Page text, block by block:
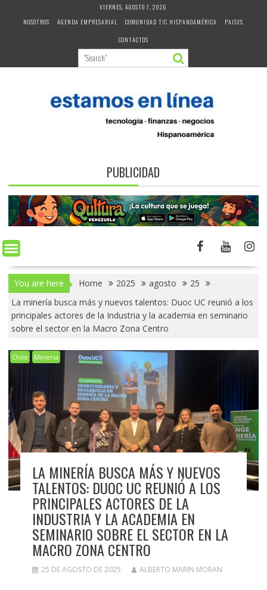
VIERNES, AGOSTO 7, 2026
NOSOTROS
AGENDA EMPRESARIAL COMUNIDAD TIC HISPANOAMÉRICA
PAISES
CONTACTOS
PUBLICIDAD
You are here Home 2025 agosto
25
La minería busca más y nuevos talentos: Duoc UC reunió a los
principales actores de la Industria y la academia en seminario
sobre el sector en la Macro Zona Centro
Chile Mineria
LA MINERÍA BUSCA MÁS Y NUEVOS
TALENTOS: DUOC UC REUNIÓ A LOS
PRINCIPALES ACTORES DE LA
INDUSTRIA Y LA ACADEMIA EN
SEMINARIO SOBRE EL SECTOR EN LA
MACRO ZONA CENTRO
25 DE AGOSTO DE 2025 ALBERTO MARIN MORAN